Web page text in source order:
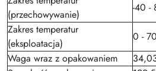
(przechowywanie)
-40 -
Zakres temperatur
(eksploatacja)
0 -
Waga wraz z opakowaniem